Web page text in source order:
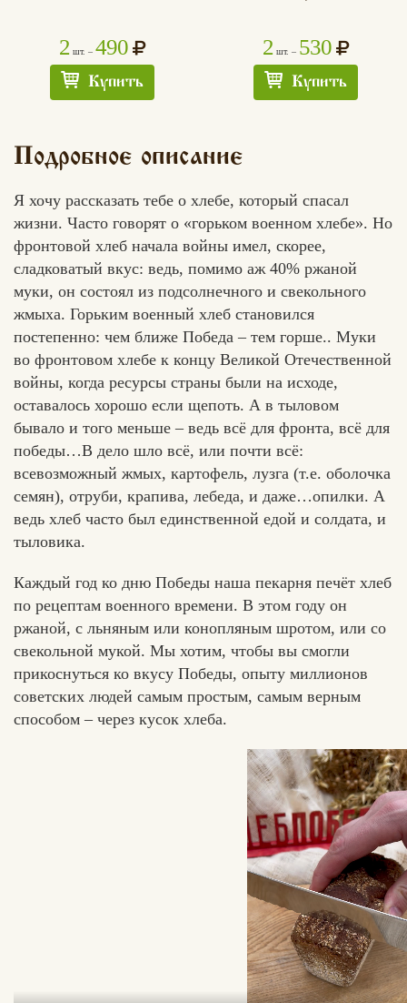
2 шт. – 490
Купить
2 шт. – 530
Купить
Подробное описание
Я хочу рассказать тебе о хлебе, который спасал
жизни. Часто говорят о «горьком военном хлебе». Но
фронтовой хлеб начала войны имел, скорее,
сладковатый вкус: ведь, помимо аж 40% ржаной
муки, он состоял из подсолнечного и свекольного
жмыха. Горьким военный хлеб становился
постепенно: чем ближе Победа – тем горше.. Муки
во фронтовом хлебе к концу Великой Отечественной
войны, когда ресурсы страны были на исходе,
оставалось хорошо если щепоть. А в тыловом
бывало и того меньше – ведь всё для фронта, всё для
победы…В дело шло всё, или почти всё:
всевозможный жмых, картофель, лузга (т.е. оболочка
семян), отруби, крапива, лебеда, и даже…опилки. А
ведь хлеб часто был единственной едой и солдата, и
тыловика.
Каждый год ко дню Победы наша пекарня печёт хлеб
по рецептам военного времени. В этом году он
ржаной, с льняным или конопляным шротом, или со
свекольной мукой. Мы хотим, чтобы вы смогли
прикоснуться ко вкусу Победы, опыту миллионов
советских людей самым простым, самым верным
способом – через кусок хлеба.